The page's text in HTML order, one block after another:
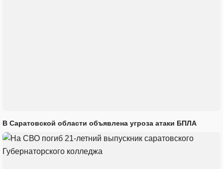
В Саратовской области объявлена угроза атаки БПЛА